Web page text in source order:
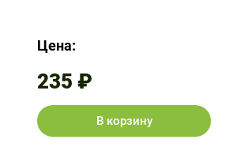
Цена:
235 ₽
В корзину